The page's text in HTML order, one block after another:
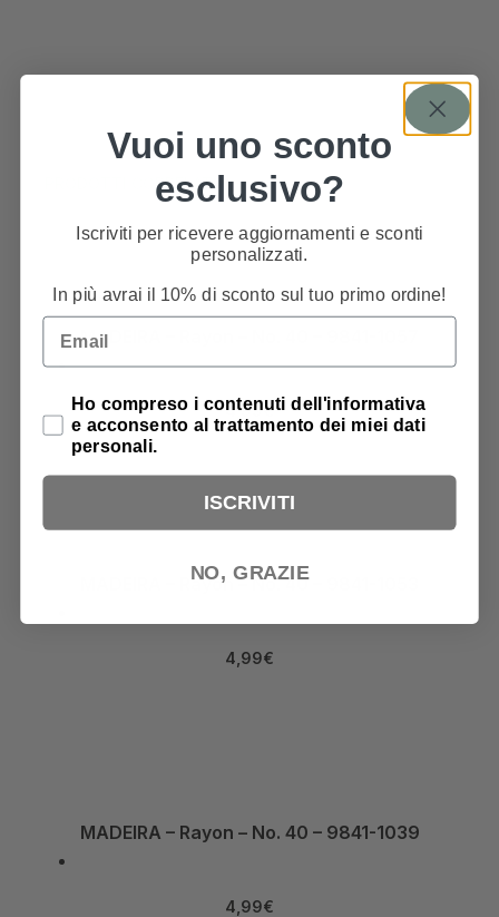
PRODOTTI CORRELATI
MADEIRA – Rayon – No. 40 – 9841-1057
4,99€
MADEIRA – Rayon – No. 40 – 9841-1053
4,99€
MADEIRA – Rayon – No. 40 – 9841-1039
4,99€
Vuoi uno sconto
esclusivo?
Iscriviti per ricevere aggiornamenti e sconti
personalizzati.
In più avrai il 10% di sconto sul tuo primo ordine!
Email
Privacy Policy
Ho compreso i contenuti dell'informativa
e acconsento al trattamento dei miei dati
personali.
ISCRIVITI
NO, GRAZIE